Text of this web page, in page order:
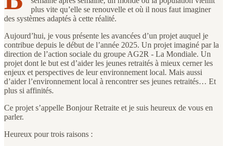
plus vite qu’elle se renouvelle et où il nous faut imaginer
des systèmes adaptés à cette réalité.
Aujourd’hui, je vous présente les avancées d’un projet auquel je
contribue depuis le début de l’année 2025. Un projet imaginé par la
direction de l’action sociale du groupe AG2R - La Mondiale. Un
projet dont le but est d’aider les jeunes retraités à mieux cerner les
enjeux et perspectives de leur environnement local. Mais aussi
d’aider l’environnement local à rencontrer ses jeunes retraités… Et
plus si affinités.
Ce projet s’appelle Bonjour Retraite et je suis heureux de vous en
parler.
Heureux pour trois raisons :